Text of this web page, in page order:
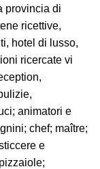
provincia di
ricettive,
hotel di lusso,
ricercate vi
animatori e
chef; maître;
e